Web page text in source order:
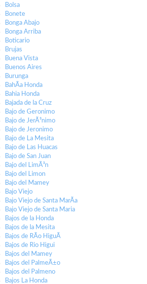
Bolsa
Bonete
Bonga Abajo
Bonga Arriba
Boticario
Brujas
Buena Vista
Buenos Aires
Burunga
BahÃ­a Honda
Bahia Honda
Bajada de la Cruz
Bajo de Geronimo
Bajo de JerÃ³nimo
Bajo de Jeronimo
Bajo de La Mesita
Bajo de Las Huacas
Bajo de San Juan
Bajo del LimÃ³n
Bajo del Limon
Bajo del Mamey
Bajo Viejo
Bajo Viejo de Santa MarÃ­a
Bajo Viejo de Santa Maria
Bajos de la Honda
Bajos de la Mesita
Bajos de RÃ­o HiguÃ­
Bajos de Rio Higui
Bajos del Mamey
Bajos del PalmeÃ±o
Bajos del Palmeno
Bajos La Honda